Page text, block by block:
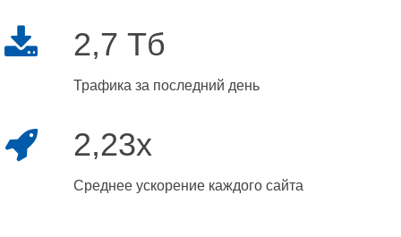
2,7 Тб
Трафика за последний день
2,23x
Среднее ускорение каждого сайта